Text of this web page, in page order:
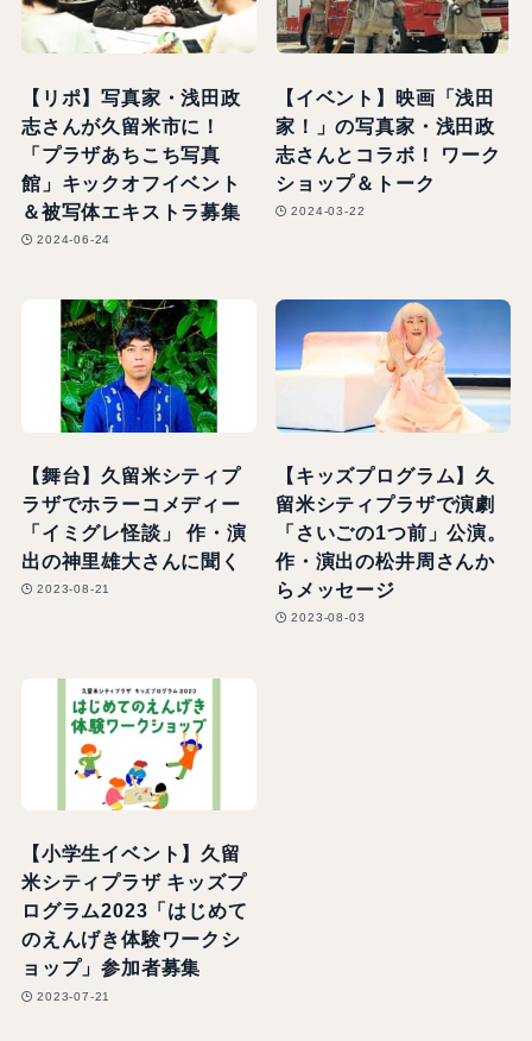
【リポ】写真家・浅田政
志さんが久留米市に！
「プラザあちこち写真
館」キックオフイベント
＆被写体エキストラ募集
2024-06-24
【イベント】映画「浅田
家！」の写真家・浅田政
志さんとコラボ！ ワーク
ショップ＆トーク
2024-03-22
【舞台】久留米シティプ
ラザでホラーコメディー
「イミグレ怪談」 作・演
出の神里雄大さんに聞く
2023-08-21
【キッズプログラム】久
留米シティプラザで演劇
「さいごの1つ前」公演。
作・演出の松井周さんか
らメッセージ
2023-08-03
【小学生イベント】久留
米シティプラザ キッズプ
ログラム2023「はじめて
のえんげき体験ワークシ
ョップ」参加者募集
2023-07-21